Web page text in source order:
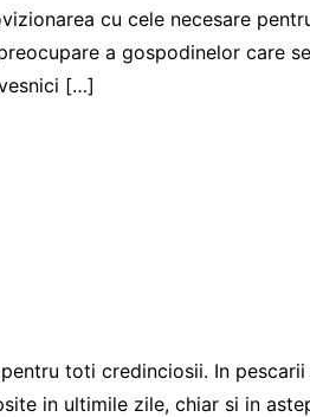
cu cele necesare
a gospodinelor care
[…]
toti credinciosii. In
in ultimile zile, chiar si in